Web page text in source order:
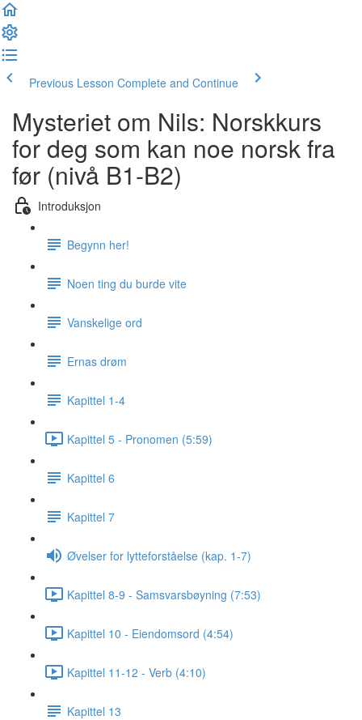
Previous Lesson Complete and Continue
Mysteriet om Nils: Norskkurs
for deg som kan noe norsk fra
før (nivå B1-B2)
Introduksjon
Begynn her!
Noen ting du burde vite
Vanskelige ord
Ernas drøm
Kapittel 1-4
Kapittel 5 - Pronomen (5:59)
Kapittel 6
Kapittel 7
Øvelser for lytteforståelse (kap. 1-7)
Kapittel 8-9 - Samsvarsbøyning (7:53)
Kapittel 10 - Eiendomsord (4:54)
Kapittel 11-12 - Verb (4:10)
Kapittel 13